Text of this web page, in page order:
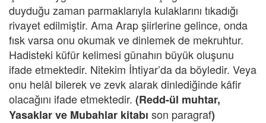
duyduğu zaman parmaklarıyla kulaklarını tıkadığı
rivayet edilmiştir. Ama Arap şiirlerine gelince, onda
fısk varsa onu okumak ve dinlemek de mekruhtur.
Hadisteki küfür kelimesi günahın büyük oluşunu
ifade etmektedir. Nitekim İhtiyar’da da böyledir. Veya
onu helâl bilerek ve zevk alarak dinlediğinde kâfir
olacağını ifade etmektedir. (Redd-ül muhtar,
Yasaklar ve Mubahlar kitabı son paragraf)